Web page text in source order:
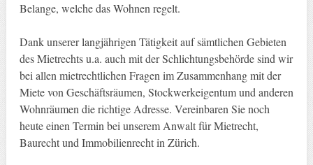
Belange, welche das Wohnen regelt.
Dank unserer langjährigen Tätigkeit auf sämtlichen Gebieten
des Mietrechts u.a. auch mit der Schlichtungsbehörde sind wir
bei allen mietrechtlichen Fragen im Zusammenhang mit der
Miete von Geschäftsräumen, Stockwerkeigentum und anderen
Wohnräumen die richtige Adresse. Vereinbaren Sie noch
heute einen Termin bei unserem Anwalt für Mietrecht,
Baurecht und Immobilienrecht in Zürich.